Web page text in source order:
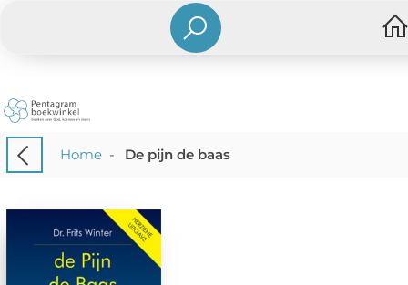
Home- De pijn de baas